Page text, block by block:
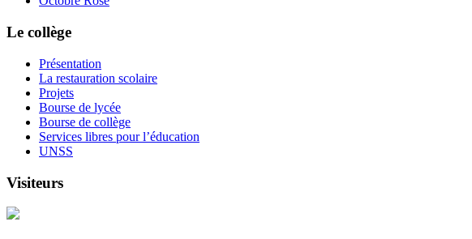
Le collège
Présentation
La restauration scolaire
Projets
Bourse de lycée
Bourse de collège
Services libres pour l’éducation
UNSS
Visiteurs